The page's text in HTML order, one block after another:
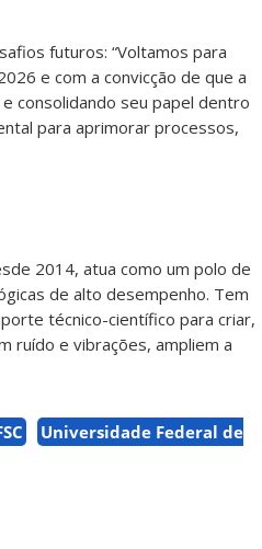
futuros: “Voltamos para
e com a convicção de que a
consolidando seu papel dentro
para aprimorar processos,
2014, atua como um polo de
de alto desempenho. Tem
técnico-científico para criar,
ruído e vibrações, ampliem a
Universidade Federal de